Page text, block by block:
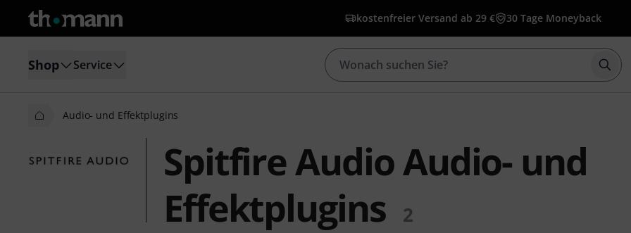
kostenfreier Versand ab 29 € 30 Tage Moneyback
Shop Service
Audio- und Effektplugins
Spitfire Audio Audio- und
Effektplugins
2